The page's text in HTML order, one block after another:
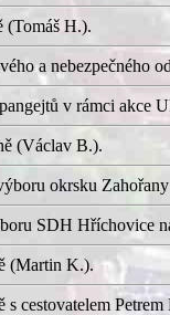
(Tomáš H.).
a nebezpečného
v rámci akce
(Václav B.).
okrsku
SDH Hříchovice
(Martin K.).
s cestovatelem